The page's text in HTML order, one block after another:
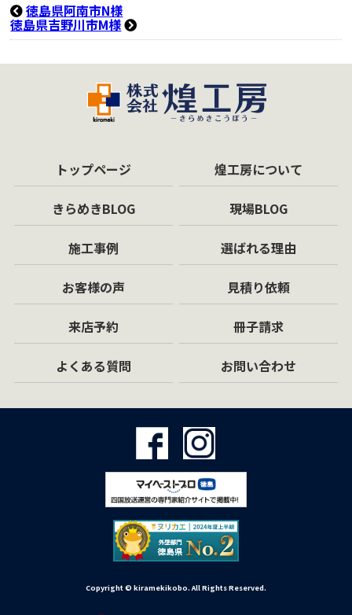
徳島県阿南市N様
徳島県吉野川市M様
トップページ 煌工房について
きらめきBLOG 現場BLOG
施工事例 選ばれる理由
お客様の声 見積り依頼
来店予約 冊子請求
よくある質問 お問い合わせ
Copyright © kiramekikobo. All Rights Reserved.